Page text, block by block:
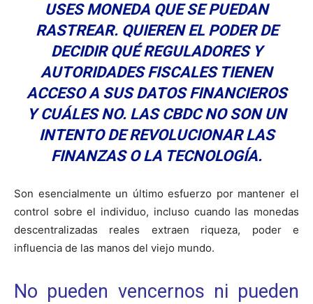
USES MONEDA QUE SE PUEDAN
RASTREAR. QUIEREN EL PODER DE
DECIDIR QUÉ REGULADORES Y
AUTORIDADES FISCALES TIENEN
ACCESO A SUS DATOS FINANCIEROS
Y CUÁLES NO. LAS CBDC NO SON UN
INTENTO DE REVOLUCIONAR LAS
FINANZAS O LA TECNOLOGÍA.
Son esencialmente un último esfuerzo por mantener el
control sobre el individuo, incluso cuando las monedas
descentralizadas reales extraen riqueza, poder e
influencia de las manos del viejo mundo.
No pueden vencernos ni pueden